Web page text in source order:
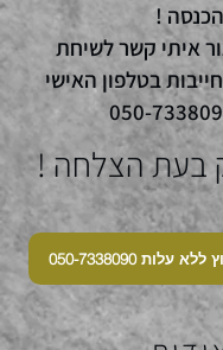
הכנסה !
איתי קשר לשיחת
בטלפון האישי
050-
בעת הצלחה !
עלות 050-7338090